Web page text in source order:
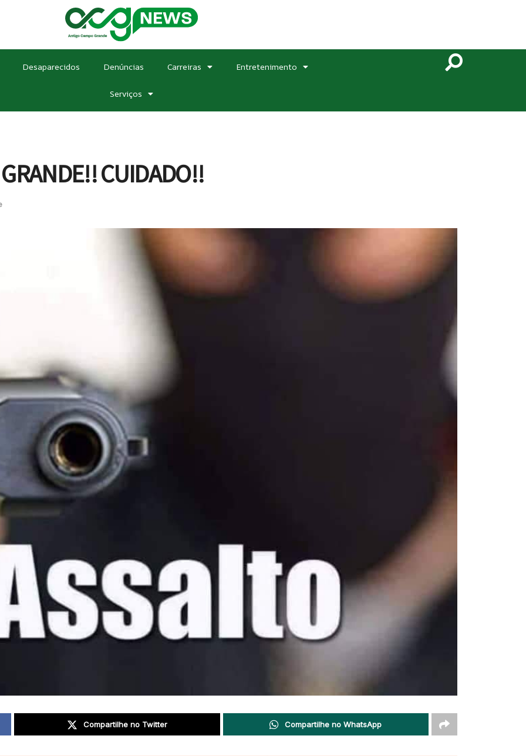
Desaparecidos Denúncias Carreiras Entretenimento
Serviços
CUIDADO!!
Compartilhe no Twitter Compartilhe no WhatsApp